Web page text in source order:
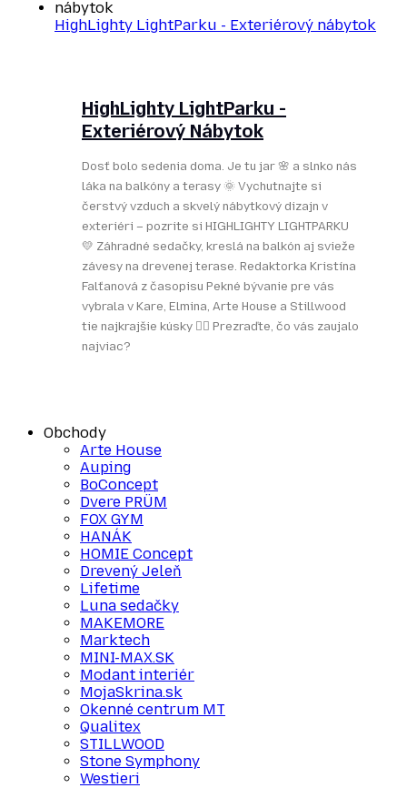
HighLighty LightParku - Exteriérový nábytok
HighLighty LightParku -
Exteriérový Nábytok
Dosť bolo sedenia doma. Je tu jar 🌸 a slnko nás
láka na balkóny a terasy 🌞 Vychutnajte si
čerstvý vzduch a skvelý nábytkový dizajn v
exteriéri – pozrite si HIGHLIGHTY LIGHTPARKU
💛 Záhradné sedačky, kreslá na balkón aj svieže
závesy na drevenej terase. Redaktorka Kristína
Falťanová z časopisu Pekné bývanie pre vás
vybrala v Kare, Elmina, Arte House a Stillwood
tie najkrajšie kúsky 👌🏻 Prezraďte, čo vás zaujalo
najviac?
Obchody
Arte House
Auping
BoConcept
Dvere PRÜM
FOX GYM
HANÁK
HOMIE Concept
Drevený Jeleň
Lifetime
Luna sedačky
MAKEMORE
Marktech
MINI-MAX.SK
Modant interiér
MojaSkrina.sk
Okenné centrum MT
Qualitex
STILLWOOD
Stone Symphony
Westieri